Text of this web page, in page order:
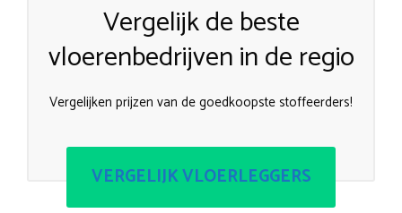
Vergelijk de beste
vloerenbedrijven in de regio
Vergelijken prijzen van de goedkoopste stoffeerders!
VERGELIJK VLOERLEGGERS